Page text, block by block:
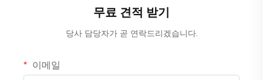
무료 견적 받기
당사 담당자가 곧 연락드리겠습니다.
이메일